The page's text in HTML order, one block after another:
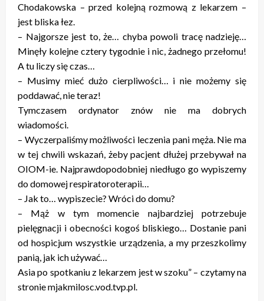
Chodakowska – przed kolejną rozmową z lekarzem –
jest bliska łez.
– Najgorsze jest to, że… chyba powoli tracę nadzieję…
Minęły kolejne cztery tygodnie i nic, żadnego przełomu!
A tu liczy się czas…
– Musimy mieć dużo cierpliwości… i nie możemy się
poddawać, nie teraz!
Tymczasem ordynator znów nie ma dobrych
wiadomości.
– Wyczerpaliśmy możliwości leczenia pani męża. Nie ma
w tej chwili wskazań, żeby pacjent dłużej przebywał na
OIOM-ie. Najprawdopodobniej niedługo go wypiszemy
do domowej respiratoroterapii…
– Jak to… wypiszecie? Wróci do domu?
– Mąż w tym momencie najbardziej potrzebuje
pielęgnacji i obecności kogoś bliskiego… Dostanie pani
od hospicjum wszystkie urządzenia, a my przeszkolimy
panią, jak ich używać…
Asia po spotkaniu z lekarzem jest w szoku” – czytamy na
stronie mjakmilosc.vod.tvp.pl.